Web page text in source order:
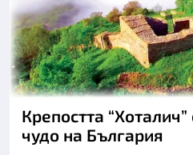
Крепостта
чудо на България